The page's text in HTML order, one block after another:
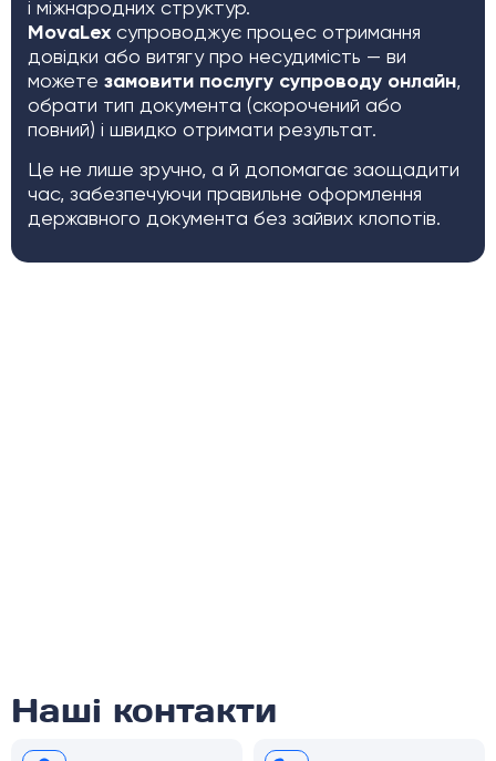
і міжнародних структур.
MovaLex супроводжує процес отримання
довідки або витягу про несудимість — ви
можете замовити послугу супроводу онлайн,
обрати тип документа (скорочений або
повний) і швидко отримати результат.
Це не лише зручно, а й допомагає заощадити
час, забезпечуючи правильне оформлення
державного документа без зайвих клопотів.
Наші контакти